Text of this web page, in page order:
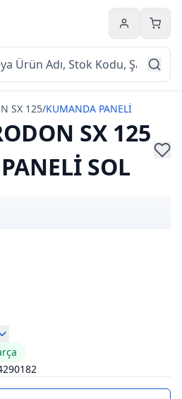
Hesabım
SX 125/KUMANDA PANELİ
SX 125
SOL